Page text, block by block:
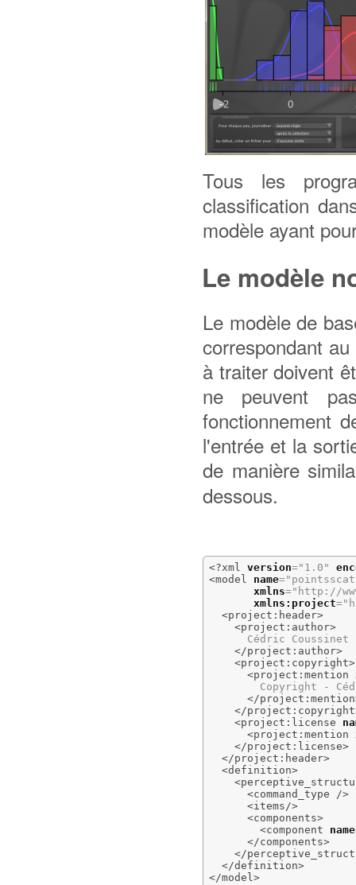
Tous les
classification
modèle ayant
Le modèle
Le modèle de
correspondant
à traiter doivent
ne peuvent
fonctionnement
l'entrée et la
de manière
dessous.
<?xml version="1.0"
<model
name=
xmlns="http://
xmlns:project=
<project:header>
<project:author>
      Cédric Coussinet
</project:author>
<project:copyright>
<project:mention
Copyright -
</project:mention
</project:copyright
<project:license
<project:mention
</project:license>
</project:header>
<definition>
<command_type
/>
<items/>
<components>
<component
name
</components>
</
</definition>
</model>